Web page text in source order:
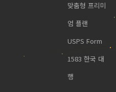
맞춤형 프리미
엄 플랜
USPS Form
1583 한국 대
행